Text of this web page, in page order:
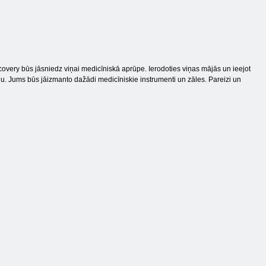
būs jāsniedz viņai medicīniskā aprūpe. Ierodoties viņas mājās un ieejot
Jums būs jāizmanto dažādi medicīniskie instrumenti un zāles. Pareizi un